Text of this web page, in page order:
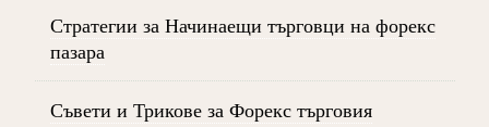
Стратегии за Начинаещи търговци на форекс
пазара
Съвети и Трикове за Форекс търговия